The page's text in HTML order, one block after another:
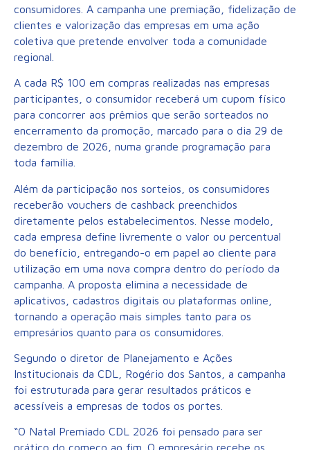
consumidores. A campanha une premiação, fidelização de
clientes e valorização das empresas em uma ação
coletiva que pretende envolver toda a comunidade
regional.
A cada R$ 100 em compras realizadas nas empresas
participantes, o consumidor receberá um cupom físico
para concorrer aos prêmios que serão sorteados no
encerramento da promoção, marcado para o dia 29 de
dezembro de 2026, numa grande programação para
toda família.
Além da participação nos sorteios, os consumidores
receberão vouchers de cashback preenchidos
diretamente pelos estabelecimentos. Nesse modelo,
cada empresa define livremente o valor ou percentual
do benefício, entregando-o em papel ao cliente para
utilização em uma nova compra dentro do período da
campanha. A proposta elimina a necessidade de
aplicativos, cadastros digitais ou plataformas online,
tornando a operação mais simples tanto para os
empresários quanto para os consumidores.
Segundo o diretor de Planejamento e Ações
Institucionais da CDL, Rogério dos Santos, a campanha
foi estruturada para gerar resultados práticos e
acessíveis a empresas de todos os portes.
“O Natal Premiado CDL 2026 foi pensado para ser
prático do começo ao fim. O empresário recebe os